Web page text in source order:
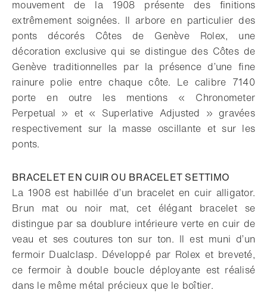
mouvement de la 1908 présente des finitions
extrêmement soignées. Il arbore en particulier des
ponts décorés Côtes de Genève Rolex, une
décoration exclusive qui se distingue des Côtes de
Genève traditionnelles par la présence d’une fine
rainure polie entre chaque côte. Le calibre 7140
porte en outre les mentions « Chronometer
Perpetual » et « Superlative Adjusted » gravées
respectivement sur la masse oscillante et sur les
ponts.
BRACELET EN CUIR OU BRACELET SETTIMO
La 1908 est habillée d’un bracelet en cuir alligator.
Brun mat ou noir mat, cet élégant bracelet se
distingue par sa doublure intérieure verte en cuir de
veau et ses coutures ton sur ton. Il est muni d’un
fermoir Dualclasp. Développé par Rolex et breveté,
ce fermoir à double boucle déployante est réalisé
dans le même métal précieux que le boîtier.